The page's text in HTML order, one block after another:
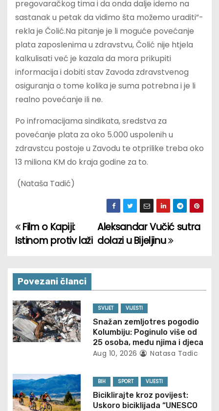
pregovaračkog tima i da onda dalje idemo na
sastanak u petak da vidimo šta možemo uraditi”-
rekla je Čolić.Na pitanje je li moguće povećanje
plata zaposlenima u zdravstvu, Čolić nije htjela
kalkulisati već je kazala da mora prikupiti
informacija i dobiti stav Zavoda zdravstvenog
osiguranja o tome kolika je suma potrebna i je li
realno povećanje ili ne.
Po infromacijama sindikata, sredstva za
povećanje plata za oko 5.000 uspolenih u
zdravstcu postoje u Zavodu te otprilike treba oko
13 miliona KM do kraja godine za to.
(Nataša Tadić)
P
s
t
n
a
i
g
Aleksandar Vučić sutra
dolazi u Bijeljinu
Film o Kapiji:
Istinom protiv laži
Povezani članci
SVIJET VIJESTI
Snažan zemljotres pogodio
Kolumbiju: Poginulo više od
25 osoba, među njima i djeca
Aug 10, 2026 Natasa Tadic
BIH SPORT VIJESTI
Biciklirajte kroz povijest:
Uskoro biciklijada “UNESCO